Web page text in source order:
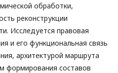
обработки,
реконструкции
Исследуется правовая
и его функциональная связь
архитектурой маршрута
формирования составов